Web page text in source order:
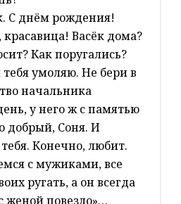
С днём рождения!
Васёк дома?
Как поругались?
тебя умоляю. Не бери в
начальника
у него ж с памятью
добрый, Соня. И
Конечно, любит.
с мужиками, все
ругать, а он всегда
женой повезло»…